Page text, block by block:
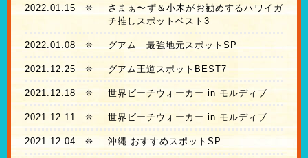
2022.01.15 ❊
さまぁ〜ず＆小木がお勧めするハワイガ
チ推しスポットベスト3
2022.01.08❊ グアム 最強地元スポットSP
2021.12.25 ❊ グアム王道スポットBEST7
2021.12.18 ❊ 世界ビーチウォーカー in モルディブ
2021.12.11 ❊ 世界ビーチウォーカー in モルディブ
2021.12.04 ❊ 沖縄 おすすめスポットSP